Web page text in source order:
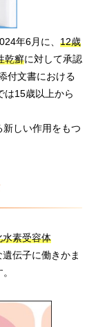
年6月に、 12歳
乾癬に対して承認
付文書における
は15歳以上から
しい作用をもつ
水素受容体
伝子に働きかま